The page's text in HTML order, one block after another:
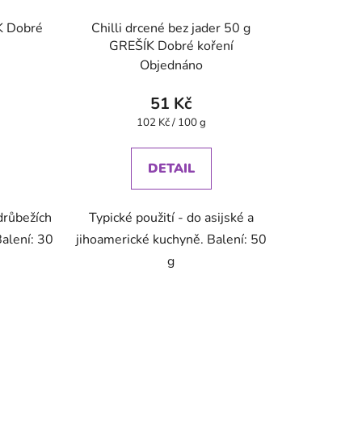
Dobré
30
Chilli drcené bez jader 50 g
GREŠÍK Dobré koření
Objednáno
51 Kč
Měrná
102 Kč / 100 g
DETAIL
Typické použití - do asijské a
jihoamerické kuchyně. Balení: 50
g